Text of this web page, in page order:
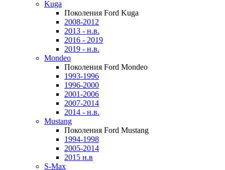
Kuga
Поколения Ford Kuga
2008-2012
2013 - н.в.
2016 - 2019
2019 - н.в.
Mondeo
Поколения Ford Mondeo
1993-1996
1996-2000
2001-2006
2007-2014
2014 - н.в.
Mustang
Поколения Ford Mustang
1994-1998
2005-2014
2015 н.в
S-Max